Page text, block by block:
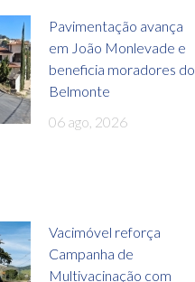
Pavimentação avança
em João Monlevade e
beneficia moradores do
Belmonte
06 ago, 2026
Vacimóvel reforça
Campanha de
Multivacinação com